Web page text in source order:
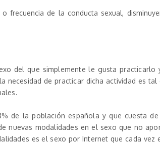
frecuencia de la conducta sexual,
del que simplemente le gusta practicarlo
necesidad de practicar dicha actividad es tal
de la población española y que cuesta
nuevas modalidades en el sexo que no
es el sexo por Internet que cada vez